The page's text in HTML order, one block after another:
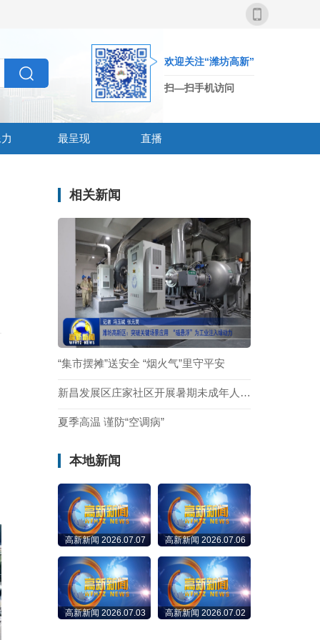
欢迎关注“潍坊高新”
扫—扫手机访问
最呈现 直播
相关新闻
“集市摆摊”送安全 “烟火气”里守平安
新昌发展区庄家社区开展暑期未成年人心理关爱专题讲座
夏季高温 谨防“空调病”
本地新闻
高新新闻 2026.07.07 高新新闻 2026.07.06
高新新闻 2026.07.03 高新新闻 2026.07.02